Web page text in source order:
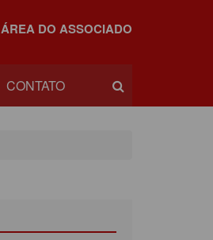
ÁREA DO ASSOCIADO
CONTATO